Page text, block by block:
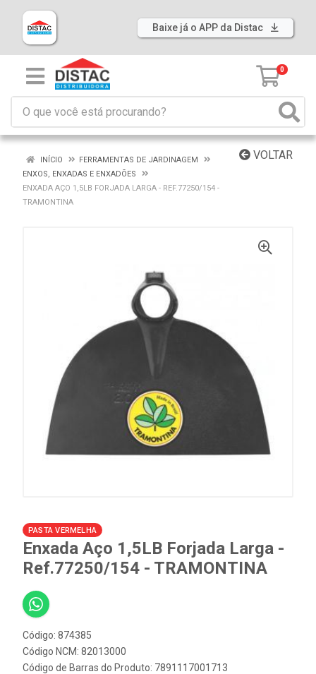
Baixe já o APP da Distac
0
VOLTAR
INÍCIO
FERRAMENTAS DE JARDINAGEM
ENXOS, ENXADAS E ENXADÕES
ENXADA AÇO 1,5LB FORJADA LARGA - REF.77250/154 -
TRAMONTINA
PASTA VERMELHA
Enxada Aço 1,5LB Forjada Larga -
Ref.77250/154 - TRAMONTINA
Código: 874385
Código NCM: 82013000
Código de Barras do Produto: 7891117001713